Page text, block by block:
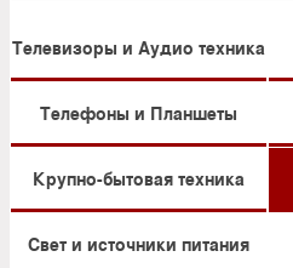
Телевизоры и Аудио техника
Телефоны и Планшеты
Крупно-бытовая техника
Свет и источники питания